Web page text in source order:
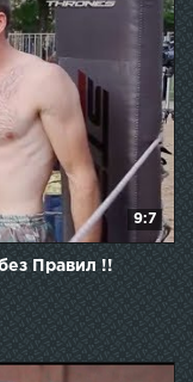
9:7
Правил !!